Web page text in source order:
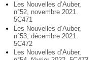
Les Nouvelles d’Auber,
n°52, novembre 2021.
5C471
Les Nouvelles d’Auber,
n°53, décembre 2021.
5C472
Les Nouvelles d’Auber,